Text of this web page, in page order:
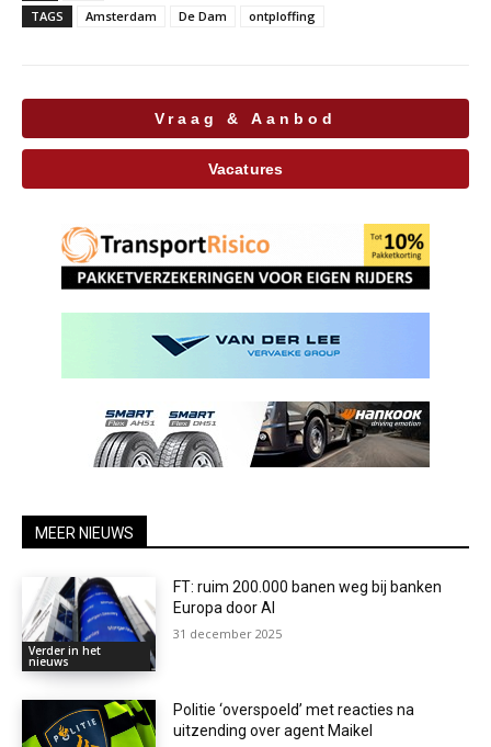
TAGS Amsterdam De Dam ontploffing
Vraag & Aanbod
Vacatures
MEER NIEUWS
Verder in het
nieuws
FT: ruim 200.000 banen weg bij banken
Europa door AI
31 december 2025
Politie ‘overspoeld’ met reacties na
uitzending over agent Maikel